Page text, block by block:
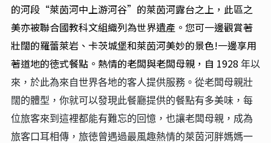
的河段“萊茵河中上游河谷”的萊茵河露台之上，此區之
美亦被聯合國教科文組織列為世界遺產。您可一邊觀賞著
壯闊的羅蕾萊岩、卡茨城堡和萊茵河美妙的景色!一邊享用
著道地的徳式餐點。熱情的老闆與老闆母親，自 1928 年以
來，於此為來自世界各地的客人提供服務。從老闆母親壯
闊的體型，你就可以發現此餐廳提供的餐點有多美味，每
位旅客來到這裡都能有難忘的回憶，也讓老闆母親，成為
旅客口耳相傳，旅徳曾遇過最風趣熱情的萊茵河胖媽媽一